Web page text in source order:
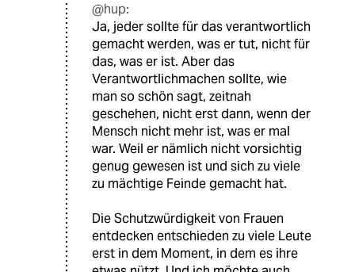
@hup:
Ja, jeder sollte für das verantwortlich
gemacht werden, was er tut, nicht für
das, was er ist. Aber das
Verantwortlichmachen sollte, wie
man so schön sagt, zeitnah
geschehen, nicht erst dann, wenn der
Mensch nicht mehr ist, was er mal
war. Weil er nämlich nicht vorsichtig
genug gewesen ist und sich zu viele
zu mächtige Feinde gemacht hat.
Die Schutzwürdigkeit von Frauen
entdecken entschieden zu viele Leute
erst in dem Moment, in dem es ihre